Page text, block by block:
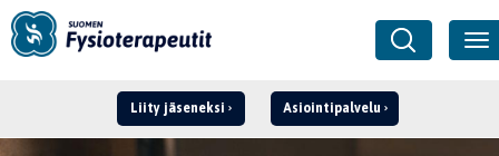
Liity jäseneksi Asiointipalvelu